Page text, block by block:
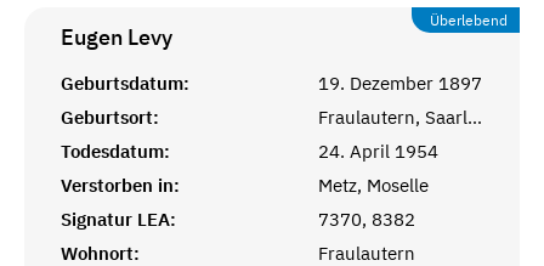
Überlebend
Eugen Levy
Geburtsdatum:
19. Dezember 1897
Geburtsort:
Fraulautern, Saarlouis
Todesdatum:
24. April 1954
Verstorben in:
Metz, Moselle
Signatur LEA:
7370, 8382
Wohnort:
Fraulautern